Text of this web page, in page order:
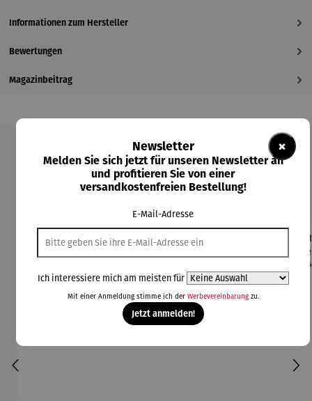
Informationen zum Hersteller
Bewertungen
Magazinbeitrag
Produktgalerie überspringen
Kunden kauften auch
×
Newsletter
Melden Sie sich jetzt für unseren Newsletter an
und profitieren Sie von einer
versandkostenfreien Bestellung!
E-Mail-Adresse
Ich interessiere mich am meisten für
Mit einer Anmeldung stimme ich der Werbevereinbarungzu.
Jetzt anmelden!